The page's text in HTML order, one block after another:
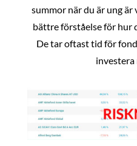
summor när du är ung
bättre förståelse för hur
De tar oftast tid för
investera